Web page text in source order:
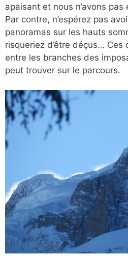
apaisant et nous n’avons
Par contre, n’espérez pas
panoramas sur les hauts
risqueriez d’être déçus…
entre les branches des
peut trouver sur le parcours.